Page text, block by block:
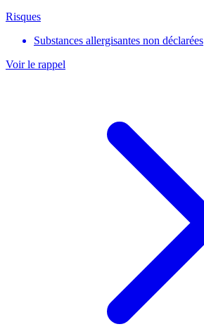
Risques
Substances allergisantes non déclarées
Voir le rappel